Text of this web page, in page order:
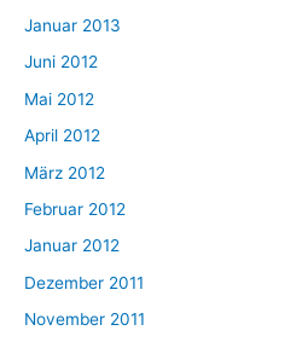
Januar 2013
Juni 2012
Mai 2012
April 2012
März 2012
Februar 2012
Januar 2012
Dezember 2011
November 2011